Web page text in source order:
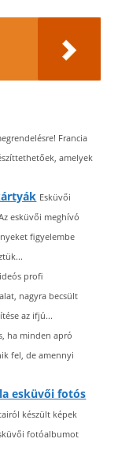
Francia
amelyek
Esküvői
esküvői meghívó
figyelembe
profi
nagyra becsült
az ifjú...
ha minden apró
fel, de amennyi
esküvői fotós
készült képek
fotóalbumot